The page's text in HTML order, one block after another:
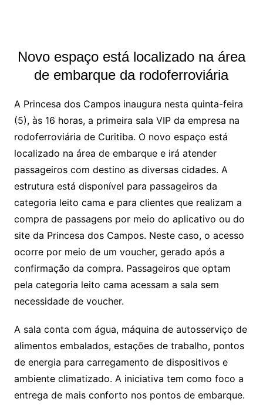
Novo espaço está localizado na área
de embarque da rodoferroviária
A Princesa dos Campos inaugura nesta quinta-feira
(5), às 16 horas, a primeira sala VIP da empresa na
rodoferroviária de Curitiba. O novo espaço está
localizado na área de embarque e irá atender
passageiros com destino as diversas cidades. A
estrutura está disponível para passageiros da
categoria leito cama e para clientes que realizam a
compra de passagens por meio do aplicativo ou do
site da Princesa dos Campos. Neste caso, o acesso
ocorre por meio de um voucher, gerado após a
confirmação da compra. Passageiros que optam
pela categoria leito cama acessam a sala sem
necessidade de voucher.
A sala conta com água, máquina de autosserviço de
alimentos embalados, estações de trabalho, pontos
de energia para carregamento de dispositivos e
ambiente climatizado. A iniciativa tem como foco a
entrega de mais conforto nos pontos de embarque.